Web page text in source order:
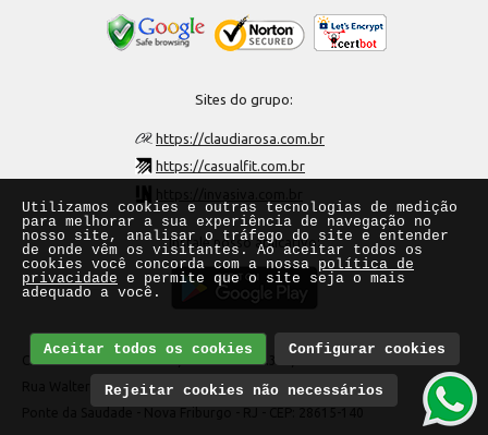
Sites do grupo:
https://claudiarosa.com.br
https://casualfit.com.br
Instale nosso aplicativo:
Claudia Rosa Modas Ltda
CNPJ: 26.729.375/0001-80
Rua Walter Azevedo, 323
Utilizamos cookies e outras tecnologias de medição
para melhorar a sua experiência de navegação no
nosso site, analisar o tráfego do site e entender
de onde vêm os visitantes. Ao aceitar todos os
cookies você concorda com a nossa política de
privacidade e permite que o site seja o mais
adequado a você.
Aceitar todos os cookies Configurar cookies
Rejeitar cookies não necessários